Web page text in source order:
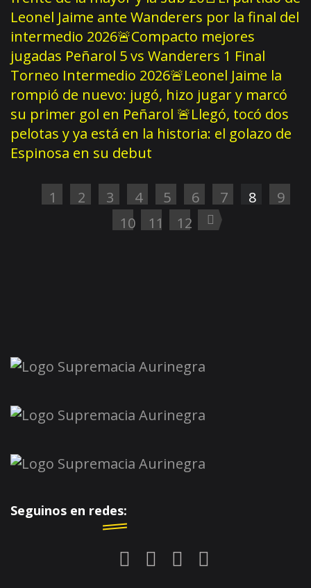
Leonel Jaime ante Wanderers por la final del
intermedio 2026🚨Compacto mejores
jugadas Peñarol 5 vs Wanderers 1 Final
Torneo Intermedio 2026🚨Leonel Jaime la
rompió de nuevo: jugó, hizo jugar y marcó
su primer gol en Peñarol 🚨Llegó, tocó dos
pelotas y ya está en la historia: el golazo de
Espinosa en su debut
1 2 3 4 5 6 7 8
9
10
11 12
Seguinos en redes: